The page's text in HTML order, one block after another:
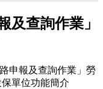
及查詢作業」
申報及查詢作業」勞
保單位功能簡介